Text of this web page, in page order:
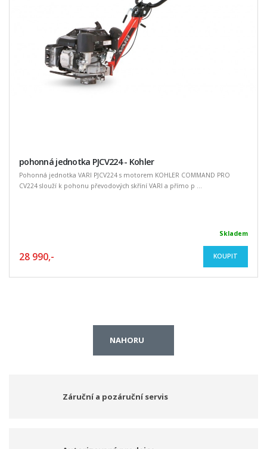
pohonná jednotka PJCV224 - Kohler
Pohonná jednotka VARI PJCV224 s motorem KOHLER COMMAND PRO
CV224 slouží k pohonu převodových skříní VARI a přímo p ...
Skladem
28 990,- KOUPIT
NAHORU
Záruční a pozáruční servis